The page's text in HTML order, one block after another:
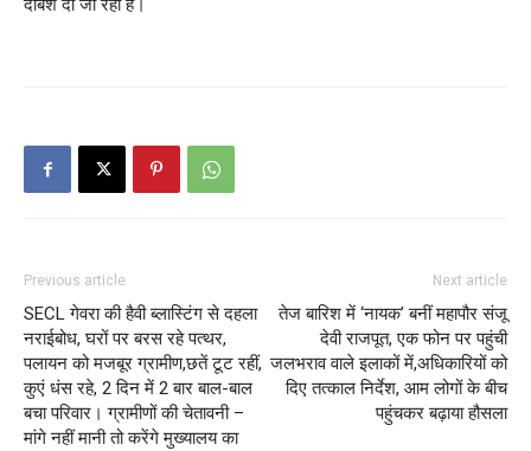
Previous article
SECL गेवरा की हैवी ब्लास्टिंग से दहला
नराईबोध, घरों पर बरस रहे पत्थर,
पलायन को मजबूर ग्रामीण,छतें टूट रहीं,
कुएं धंस रहे, 2 दिन में 2 बार बाल-बाल
बचा परिवार। ग्रामीणों की चेतावनी –
मांगे नहीं मानी तो करेंगे मुख्यालय का
Next article
तेज बारिश में ‘नायक’ बनीं महापौर संजू
देवी राजपूत, एक फोन पर पहुंची
जलभराव वाले इलाकों में,अधिकारियों को
दिए तत्काल निर्देश, आम लोगों के बीच
पहुंचकर बढ़ाया हौसला